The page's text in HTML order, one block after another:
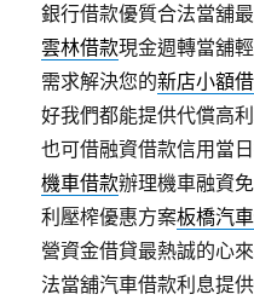
銀行借款優質合法當舖
雲林借款現金週轉當舖
需求解決您的新店小額
好我們都能提供代償高
也可借融資借款信用當
機車借款辦理機車融資
利壓榨優惠方案板橋汽
營資金借貸最熱誠的心
法當舖汽車借款利息提